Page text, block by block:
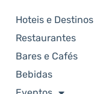
Hoteis e Destinos
Restaurantes
Bares e Cafés
Bebidas